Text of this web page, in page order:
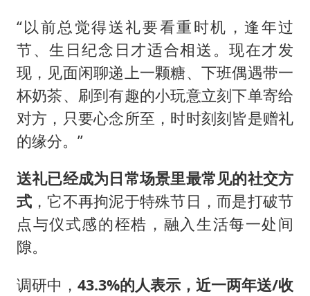
“以前总觉得送礼要看重时机，逢年过
节、生日纪念日才适合相送。现在才发
现，见面闲聊递上一颗糖、下班偶遇带一
杯奶茶、刷到有趣的小玩意立刻下单寄给
对方，只要心念所至，时时刻刻皆是赠礼
的缘分。”
送礼已经成为日常场景里最常见的社交方
式 ，它不再拘泥于特殊节日，而是打破节
点与仪式感的桎梏，融入生活每一处间
隙。
调研中， 43.3%的人表示，近一两年送/收